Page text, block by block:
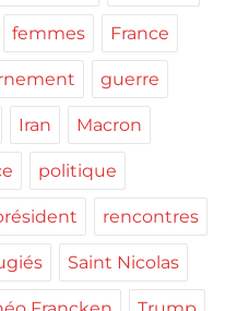
femmes France
guerre
Iran Macron
politique
rencontres
Saint Nicolas